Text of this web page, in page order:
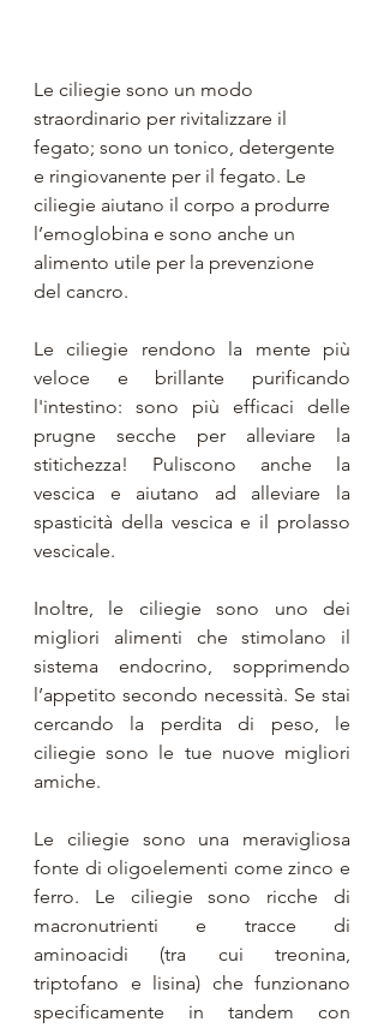
Le ciliegie sono un modo
straordinario per rivitalizzare il
fegato; sono un tonico, detergente
e ringiovanente per il fegato. Le
ciliegie aiutano il corpo a produrre
l’emoglobina e sono anche un
alimento utile per la prevenzione
del cancro.
Le ciliegie rendono la mente più
veloce e brillante purificando
l'intestino: sono più efficaci delle
prugne secche per alleviare la
stitichezza! Puliscono anche la
vescica e aiutano ad alleviare la
spasticità della vescica e il prolasso
vescicale.
Inoltre, le ciliegie sono uno dei
migliori alimenti che stimolano il
sistema endocrino, sopprimendo
l’appetito secondo necessità. Se stai
cercando la perdita di peso, le
ciliegie sono le tue nuove migliori
amiche.
Le ciliegie sono una meravigliosa
fonte di oligoelementi come zinco e
ferro. Le ciliegie sono ricche di
macronutrienti e tracce di
aminoacidi (tra cui treonina,
triptofano e lisina) che funzionano
specificamente in tandem con